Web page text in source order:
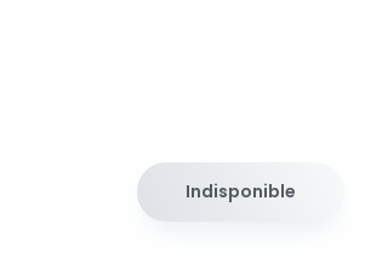
Indisponible